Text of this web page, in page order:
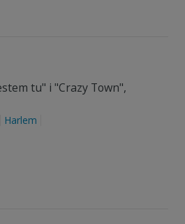
tu" i "Crazy Town",
Harlem